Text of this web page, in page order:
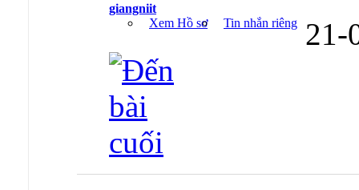
giangniit
Xem Hồ sơ
Tin nhắn riêng 21-